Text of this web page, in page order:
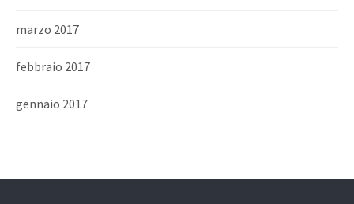
marzo 2017
febbraio 2017
gennaio 2017